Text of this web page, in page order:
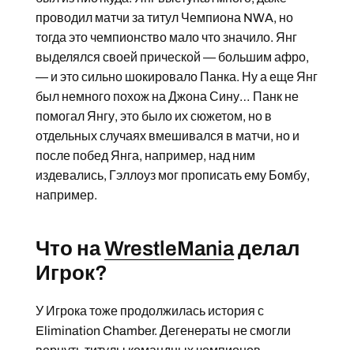
проводил матчи за титул Чемпиона NWA, но
тогда это чемпионство мало что значило. Янг
выделялся своей прической — большим афро,
— и это сильно шокировало Панка. Ну а еще Янг
был немного похож на Джона Сину… Панк не
помогал Янгу, это было их сюжетом, но в
отдельных случаях вмешивался в матчи, но и
после побед Янга, например, над ним
издевались, Гэллоуз мог прописать ему Бомбу,
например.
Что наWrestleManiaделал
Игрок?
У Игрока тоже продолжилась история с
Elimination Chamber. Дегенераты не смогли